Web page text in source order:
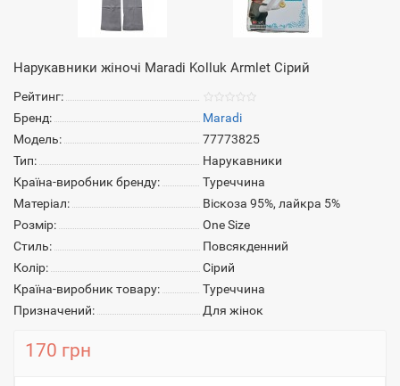
Нарукавники жіночі Maradi Kolluk Armlet Сірий
Рейтинг:
Бренд:
Maradi
Модель:
77773825
Тип:
Нарукавники
Країна-виробник бренду:
Туреччина
Матеріал:
Віскоза 95%, лайкра 5%
Розмір:
One Size
Стиль:
Повсякденний
Колір:
Сірий
Країна-виробник товару:
Туреччина
Призначений:
Для жінок
170 грн